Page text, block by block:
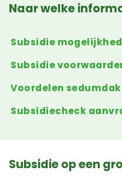
Naar welke
Subsidie
Subsidie
Voordelen sedumdak
Subsidiecheck
Subsidie op een